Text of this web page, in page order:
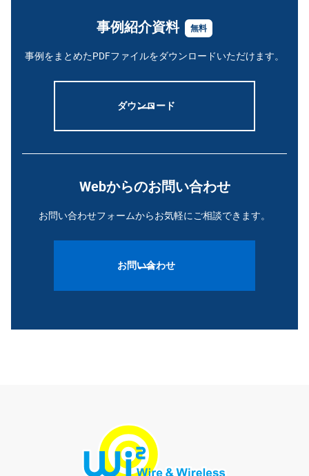
事例紹介資料 無料
事例をまとめたPDFファイルをダウンロードいただけます。
ダウンロード
Webからのお問い合わせ
お問い合わせフォームからお気軽にご相談できます。
お問い合わせ